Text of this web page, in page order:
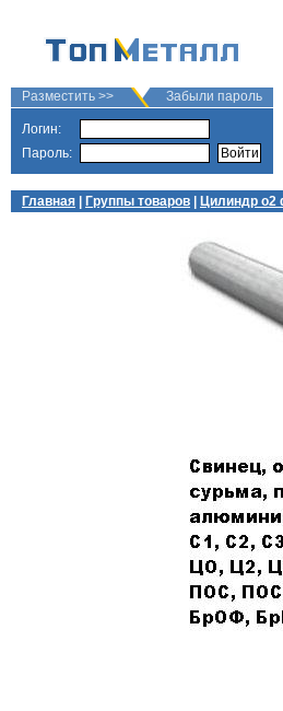
Разместить >> Забыли пароль
Логин:
Пароль:
Главная Группы товаров Цилиндр